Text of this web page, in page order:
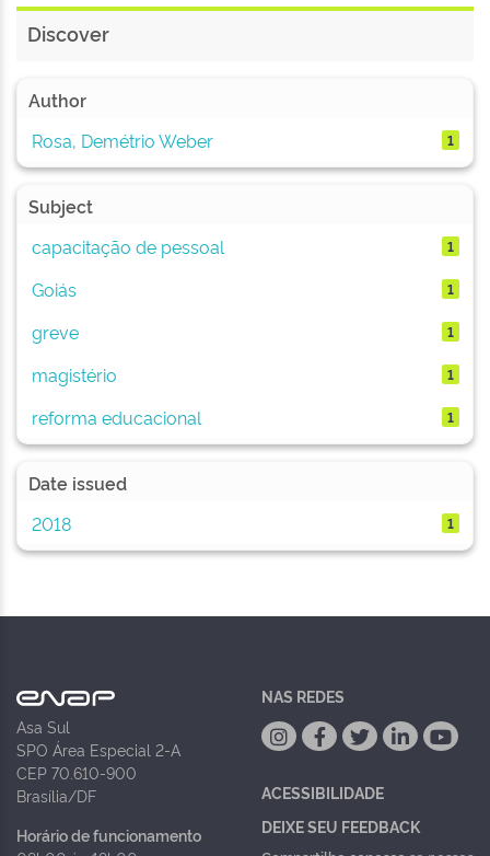
Discover
Author
Rosa, Demétrio Weber
1
Subject
capacitação de pessoal
1
Goiás 1
greve 1
magistério 1
reforma educacional 1
Date issued
2018
1
Asa Sul
SPO Área Especial 2-A
CEP 70.610-900
Brasília/DF
Horário de funcionamento
NAS REDES
ACESSIBILIDADE
DEIXE SEU FEEDBACK